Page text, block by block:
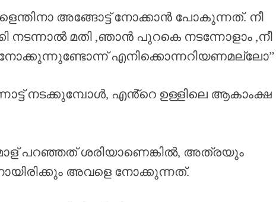
അങ്ങോട്ട് നോക്കാൻ പോകുന്നത്. നീ
നടന്നാൽ മതി ,ഞാൻ പുറകെ നടന്നോളാം ,നീ
എനിക്കൊന്നറിയണമല്ലോ”
നടക്കുമ്പോൾ, എൻ്റെ ഉള്ളിലെ ആകാംക്ഷ
പറഞ്ഞത് ശരിയാണെങ്കിൽ, അത്രയും
അവളെ നോക്കുന്നത്.